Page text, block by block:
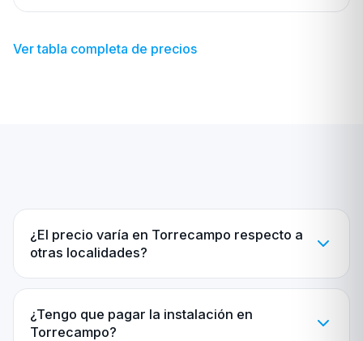
Ver tabla completa de precios
¿El precio varía en Torrecampo respecto a
otras localidades?
¿Tengo que pagar la instalación en
Torrecampo?